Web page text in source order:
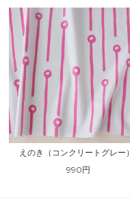
えのき（コンクリートグレー）
990円